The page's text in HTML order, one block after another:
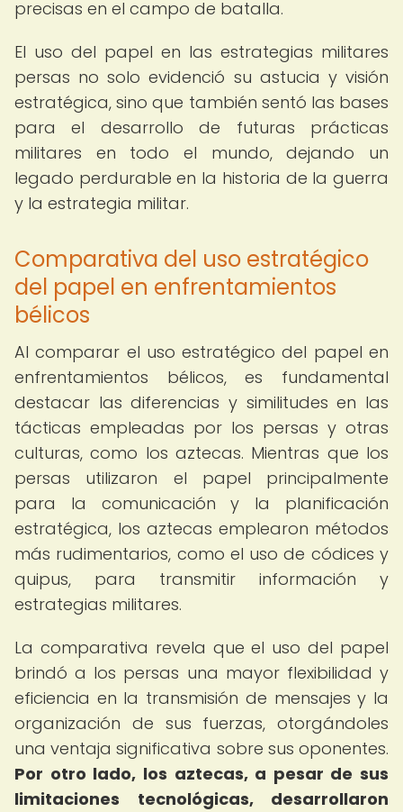
precisas en el campo de batalla.
El uso del papel en las estrategias militares
persas no solo evidenció su astucia y visión
estratégica, sino que también sentó las bases
para el desarrollo de futuras prácticas
militares en todo el mundo, dejando un
legado perdurable en la historia de la guerra
y la estrategia militar.
Comparativa del uso estratégico
del papel en enfrentamientos
bélicos
Al comparar el uso estratégico del papel en
enfrentamientos bélicos, es fundamental
destacar las diferencias y similitudes en las
tácticas empleadas por los persas y otras
culturas, como los aztecas. Mientras que los
persas utilizaron el papel principalmente
para la comunicación y la planificación
estratégica, los aztecas emplearon métodos
más rudimentarios, como el uso de códices y
quipus, para transmitir información y
estrategias militares.
La comparativa revela que el uso del papel
brindó a los persas una mayor flexibilidad y
eficiencia en la transmisión de mensajes y la
organización de sus fuerzas, otorgándoles
una ventaja significativa sobre sus oponentes.
Por otro lado, los aztecas, a pesar de sus
limitaciones tecnológicas, desarrollaron